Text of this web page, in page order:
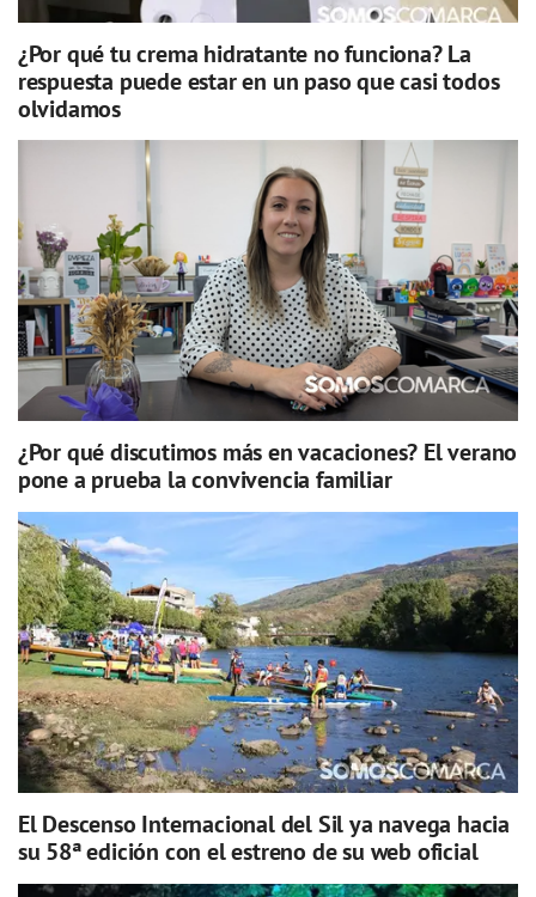
¿Por qué tu crema hidratante no funciona? La
respuesta puede estar en un paso que casi todos
olvidamos
¿Por qué discutimos más en vacaciones? El verano
pone a prueba la convivencia familiar
El Descenso Internacional del Sil ya navega hacia
su 58ª edición con el estreno de su web oficial